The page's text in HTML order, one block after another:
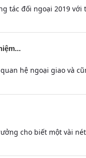
tác đối ngoại 2019
hệ ngoại giao và
cho biết một vài